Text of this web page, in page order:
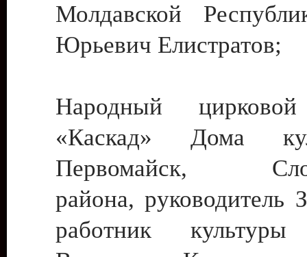
Молдавской
Юрьевич Елистратов;
Народный цирковой
«Каскад» Дома
Первомайск,
района, руководитель
работник культуры